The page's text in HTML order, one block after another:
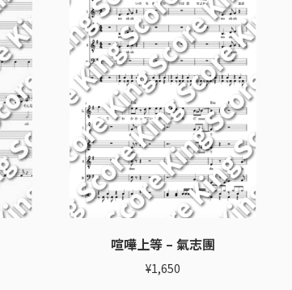
喧嘩上等 – 氣志團
¥1,650